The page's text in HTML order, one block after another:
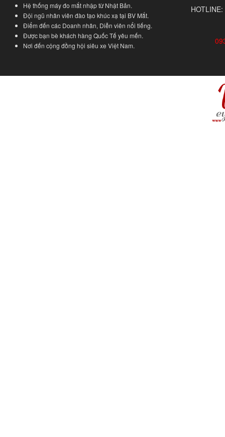
Hệ thống máy đo mắt nhập từ Nhật Bản.
Đội ngũ nhân viên đào tạo khúc xạ tại BV Mắt.
Điểm đến các Doanh nhân, Diễn viên nổi tiếng.
Được bạn bè khách hàng Quốc Tế yêu mến.
Nơi đến cộng đồng hội siêu xe Việt Nam.
HOTLINE: